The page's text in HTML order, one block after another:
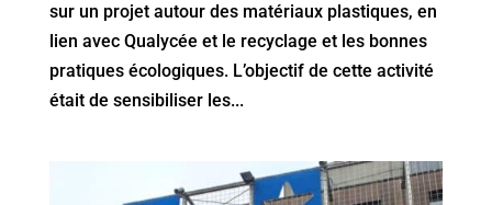
sur un projet autour des matériaux plastiques, en
lien avec Qualycée et le recyclage et les bonnes
pratiques écologiques. L’objectif de cette activité
était de sensibiliser les...